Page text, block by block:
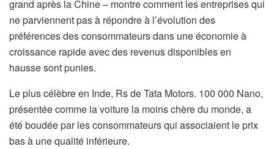
grand après la Chine – montre comment les entreprises qui
ne parviennent pas à répondre à l’évolution des
préférences des consommateurs dans une économie à
croissance rapide avec des revenus disponibles en
hausse sont punies.
Le plus célèbre en Inde, Rs de Tata Motors. 100 000 Nano,
présentée comme la voiture la moins chère du monde, a
été boudée par les consommateurs qui associaient le prix
bas à une qualité inférieure.